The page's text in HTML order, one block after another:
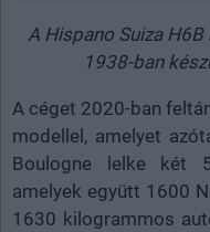
A Hispano Suiza
1938-ban
A céget 2020-ban
modellel, amelyet
Boulogne lelke két
amelyek együtt 1600
1630 kilogrammos